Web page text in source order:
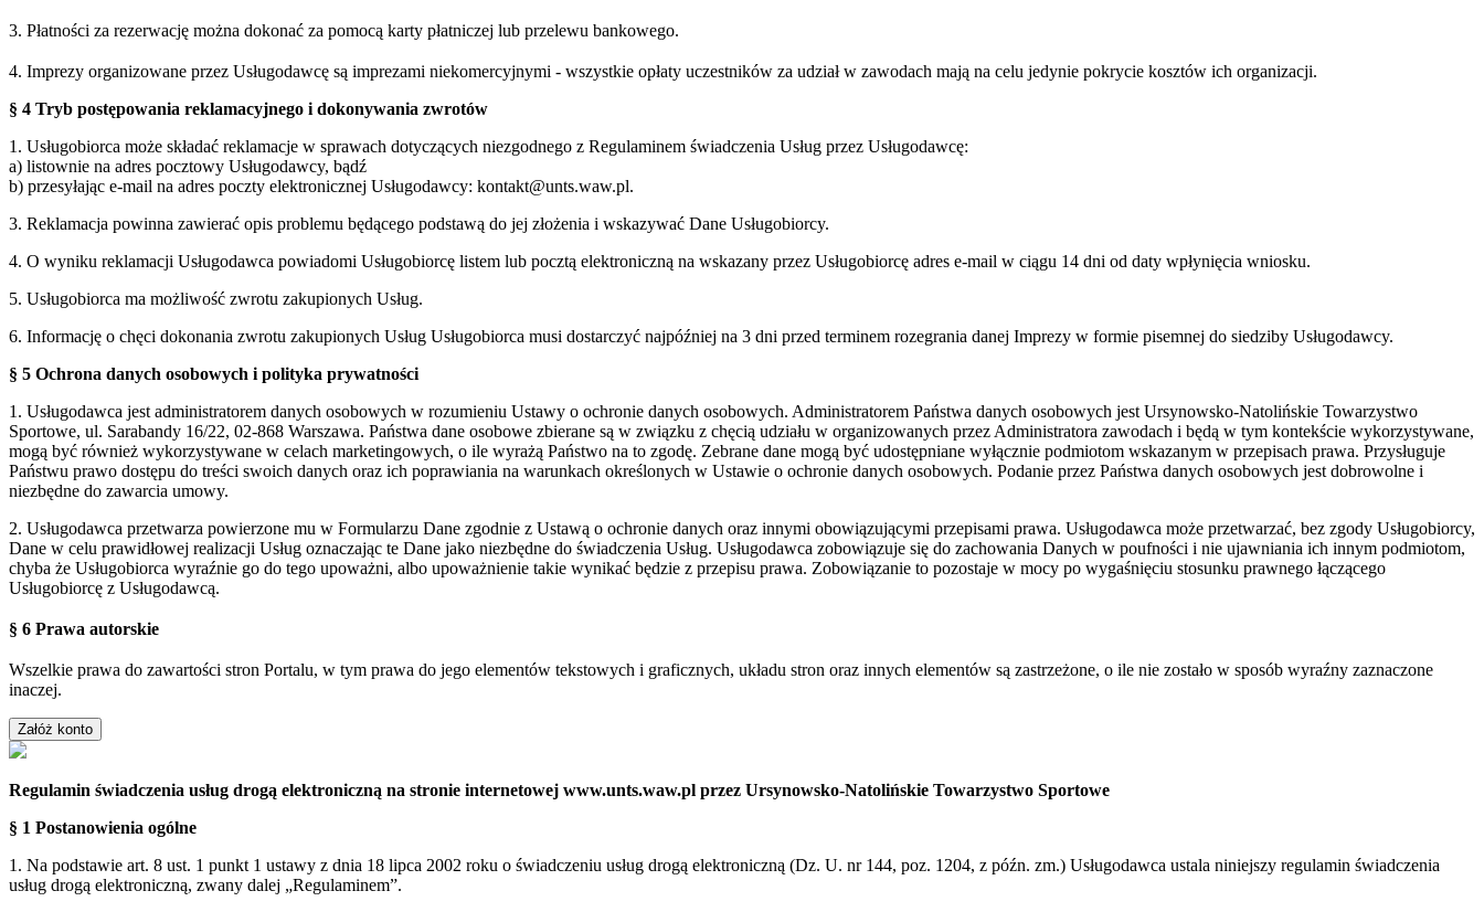
3. Płatności za rezerwację można dokonać za pomocą karty płatniczej lub przelewu bankowego.
4. Imprezy organizowane przez Usługodawcę są imprezami niekomercyjnymi - wszystkie opłaty uczestników za udział w zawodach mają na celu jedynie pokrycie kosztów ich organizacji.
§ 4 Tryb postępowania reklamacyjnego i dokonywania zwrotów
1. Usługobiorca może składać reklamacje w sprawach dotyczących niezgodnego z Regulaminem świadczenia Usług przez Usługodawcę:
a) listownie na adres pocztowy Usługodawcy, bądź
b) przesyłając e-mail na adres poczty elektronicznej Usługodawcy: kontakt@unts.waw.pl.
3. Reklamacja powinna zawierać opis problemu będącego podstawą do jej złożenia i wskazywać Dane Usługobiorcy.
4. O wyniku reklamacji Usługodawca powiadomi Usługobiorcę listem lub pocztą elektroniczną na wskazany przez Usługobiorcę adres e-mail w ciągu 14 dni od daty wpłynięcia wniosku.
5. Usługobiorca ma możliwość zwrotu zakupionych Usług.
6. Informację o chęci dokonania zwrotu zakupionych Usług Usługobiorca musi dostarczyć najpóźniej na 3 dni przed terminem rozegrania danej Imprezy w formie pisemnej do siedziby Usługodawcy.
§ 5 Ochrona danych osobowych i polityka prywatności
1. Usługodawca jest administratorem danych osobowych w rozumieniu Ustawy o ochronie danych osobowych. Administratorem Państwa danych osobowych jest Ursynowsko-Natolińskie Towarzystwo
Sportowe, ul. Sarabandy 16/22, 02-868 Warszawa. Państwa dane osobowe zbierane są w związku z chęcią udziału w organizowanych przez Administratora zawodach i będą w tym kontekście wykorzystywane,
mogą być również wykorzystywane w celach marketingowych, o ile wyrażą Państwo na to zgodę. Zebrane dane mogą być udostępniane wyłącznie podmiotom wskazanym w przepisach prawa. Przysługuje
Państwu prawo dostępu do treści swoich danych oraz ich poprawiania na warunkach określonych w Ustawie o ochronie danych osobowych. Podanie przez Państwa danych osobowych jest dobrowolne i
niezbędne do zawarcia umowy.
2. Usługodawca przetwarza powierzone mu w Formularzu Dane zgodnie z Ustawą o ochronie danych oraz innymi obowiązującymi przepisami prawa. Usługodawca może przetwarzać, bez zgody Usługobiorcy,
Dane w celu prawidłowej realizacji Usług oznaczając te Dane jako niezbędne do świadczenia Usług. Usługodawca zobowiązuje się do zachowania Danych w poufności i nie ujawniania ich innym podmiotom,
chyba że Usługobiorca wyraźnie go do tego upoważni, albo upoważnienie takie wynikać będzie z przepisu prawa. Zobowiązanie to pozostaje w mocy po wygaśnięciu stosunku prawnego łączącego
Usługobiorcę z Usługodawcą.
§ 6 Prawa autorskie
Wszelkie prawa do zawartości stron Portalu, w tym prawa do jego elementów tekstowych i graficznych, układu stron oraz innych elementów są zastrzeżone, o ile nie zostało w sposób wyraźny zaznaczone
inaczej.
Regulamin świadczenia usług drogą elektroniczną na stronie internetowej www.unts.waw.pl przez Ursynowsko-Natolińskie Towarzystwo Sportowe
§ 1 Postanowienia ogólne
1. Na podstawie art. 8 ust. 1 punkt 1 ustawy z dnia 18 lipca 2002 roku o świadczeniu usług drogą elektroniczną (Dz. U. nr 144, poz. 1204, z późn. zm.) Usługodawca ustala niniejszy regulamin świadczenia
usług drogą elektroniczną, zwany dalej „Regulaminem”.